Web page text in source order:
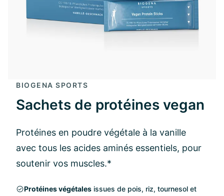
BIOGENA SPORTS
Sachets de protéines vegan
Protéines en poudre végétale à la vanille
avec tous les acides aminés essentiels, pour
soutenir vos muscles.*
Protéines végétales issues de pois, riz, tournesol et